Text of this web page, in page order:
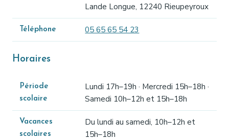
Lande Longue, 12240 Rieupeyroux
Téléphone 05 65 65 54 23
Horaires
Période
scolaire
Lundi 17h–19h · Mercredi 15h–18h ·
Samedi 10h–12h et 15h–18h
Vacances
scolaires
Du lundi au samedi, 10h–12h et
15h–18h